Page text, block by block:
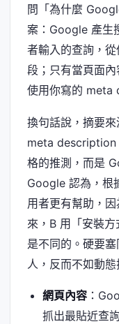
問「為什麼
案：Google 產生
者輸入的查詢，
段；只有當頁面
使用你寫的 meta
換句話說，摘要
meta description
格的推測，而是
Google 認為，根
用者更有幫助，
來，B 用「安裝
是不同的。硬要
人，反而不如動態
網頁內容：
抓出最貼近查